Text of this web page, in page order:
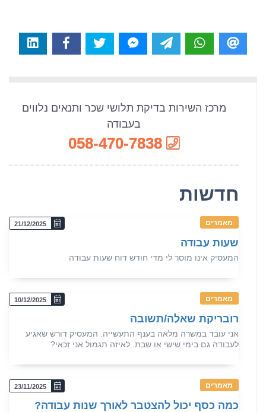
מרכז השירות בדיקת תלושי שכר ותנאים נלווים
בעבודה
058-470-7838
חדשות
21/12/2025 מאמרים
שעות עבודה
המעסיק אינו מוסר לי מדי חודש דוח שעות עבודה
10/12/2025 מאמרים
רובריקת שאלה/תשובה
אני עובד במשרה מלאה בענף התעשייה. המעסיק דורש שאגיע
לעבודה גם בימי שישי או שבת. לאיזה תגמול אני זכאי?
23/11/2025 מאמרים
כמה כסף יכול להצטבר לאורך שנות עבודה?